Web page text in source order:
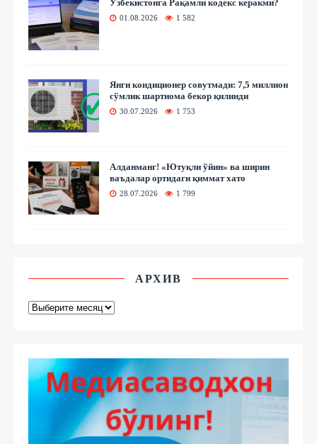
Ўзбекистонга Рақамли кодекс керакми?
01.08.2026 1 582
Янги кондиционер совутмади: 7,5 миллион
сўмлик шартнома бекор қилинди
30.07.2026 1 753
Алданманг! «Ютуқли ўйин» ва ширин
ваъдалар ортидаги қиммат хато
28.07.2026 1 799
АРХИВ